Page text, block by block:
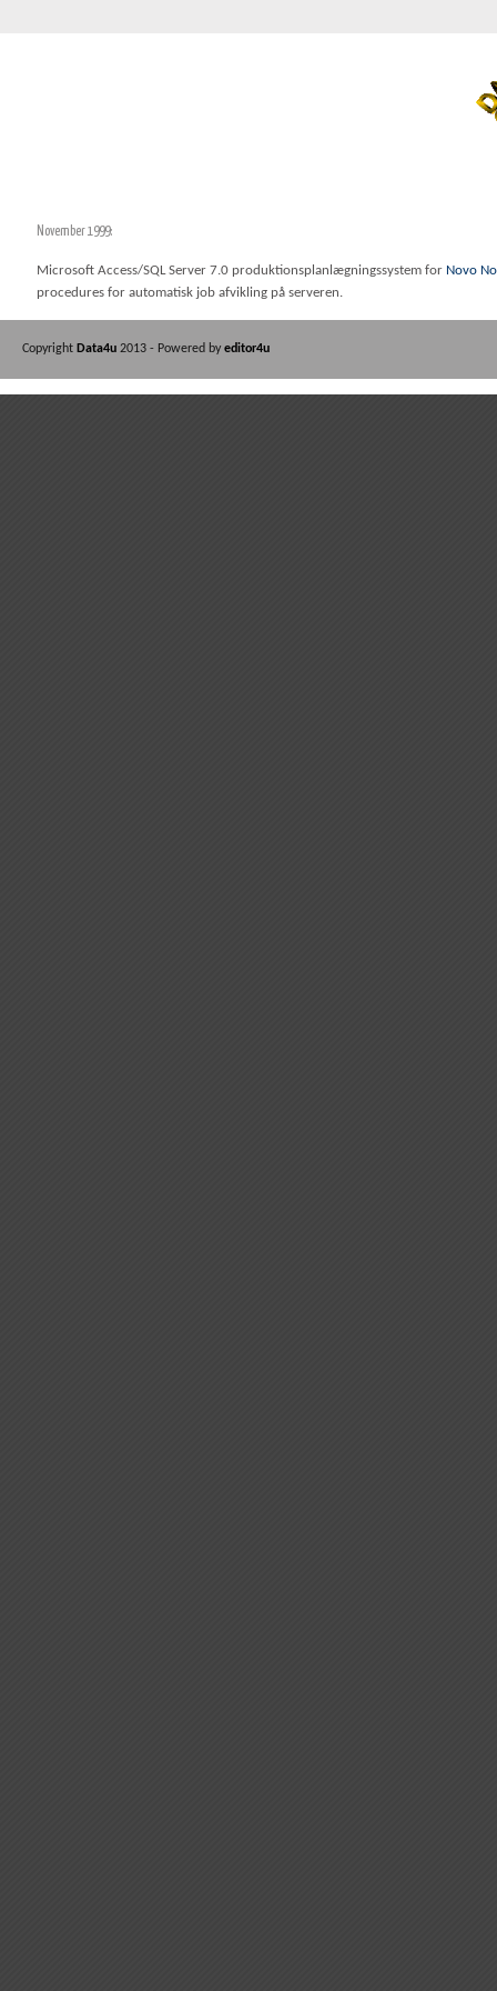
November 1999:
Microsoft Access/SQL Server 7.0 produktionsplanlægningssystem for Novo
procedures for automatisk job afvikling på serveren.
Copyright Data4u 2013 - Powered by editor4u